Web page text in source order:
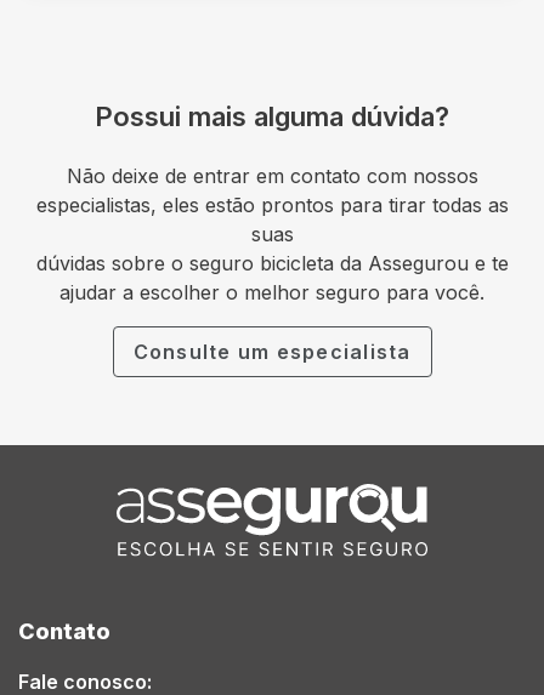
Possui mais alguma dúvida?
Não deixe de entrar em contato com nossos
especialistas, eles estão prontos para tirar todas as
suas
dúvidas sobre o seguro bicicleta da Assegurou e te
ajudar a escolher o melhor seguro para você.
Consulte um especialista
Contato
Fale conosco: